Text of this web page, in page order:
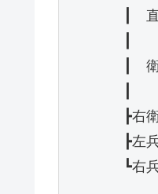
┃　直丁
┃　衛
┣右衛
┣左兵
┗右兵